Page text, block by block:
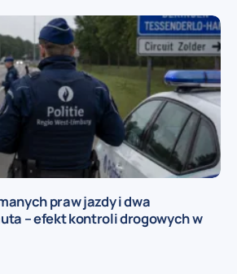
praw jazdy i dwa
– efekt kontroli drogowych w